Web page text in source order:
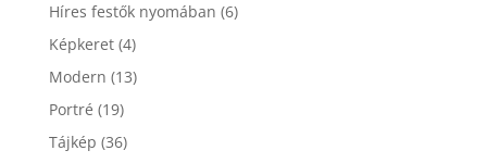
Híres festők nyomában (6)
Képkeret (4)
Modern (13)
Portré (19)
Tájkép (36)